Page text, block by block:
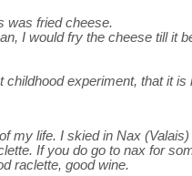
was fried cheese.
I would fry the cheese till it
experiment, that it
my life. I skied in Nax
If you do go to nax for
raclette, good wine.